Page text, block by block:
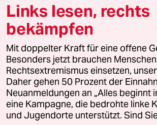
© 2026 taz Verlags und Vertriebs GmbH
Alle Rechte vorbehalten. Bei rechtlichen Fragen
wenden Sie sich bitte an
lizenzen@taz.de
Feedback Redaktionsstatut
Leitlinie Informant Datenschutz
Links lesen, rechts
bekämpfen
Mit doppelter Kraft für eine offene
Besonders jetzt brauchen
Rechtsextremismus einsetzen,
Daher gehen 50 Prozent der
Neuanmeldungen an „Alles beginnt
eine Kampagne, die bedrohte linke
und Jugendorte unterstützt. Sind